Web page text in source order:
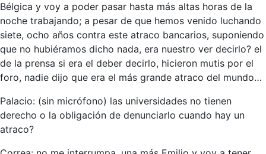
Bélgica y voy a poder pasar hasta más altas horas de la
noche trabajando; a pesar de que hemos venido luchando
siete, ocho años contra este atraco bancarios, suponiendo
que no hubiéramos dicho nada, era nuestro ver decirlo? el
de la prensa si era el deber decirlo, hicieron mutis por el
foro, nadie dijo que era el más grande atraco del mundo…
Palacio: (sin micrófono) las universidades no tienen
derecho o la obligación de denunciarlo cuando hay un
atraco?